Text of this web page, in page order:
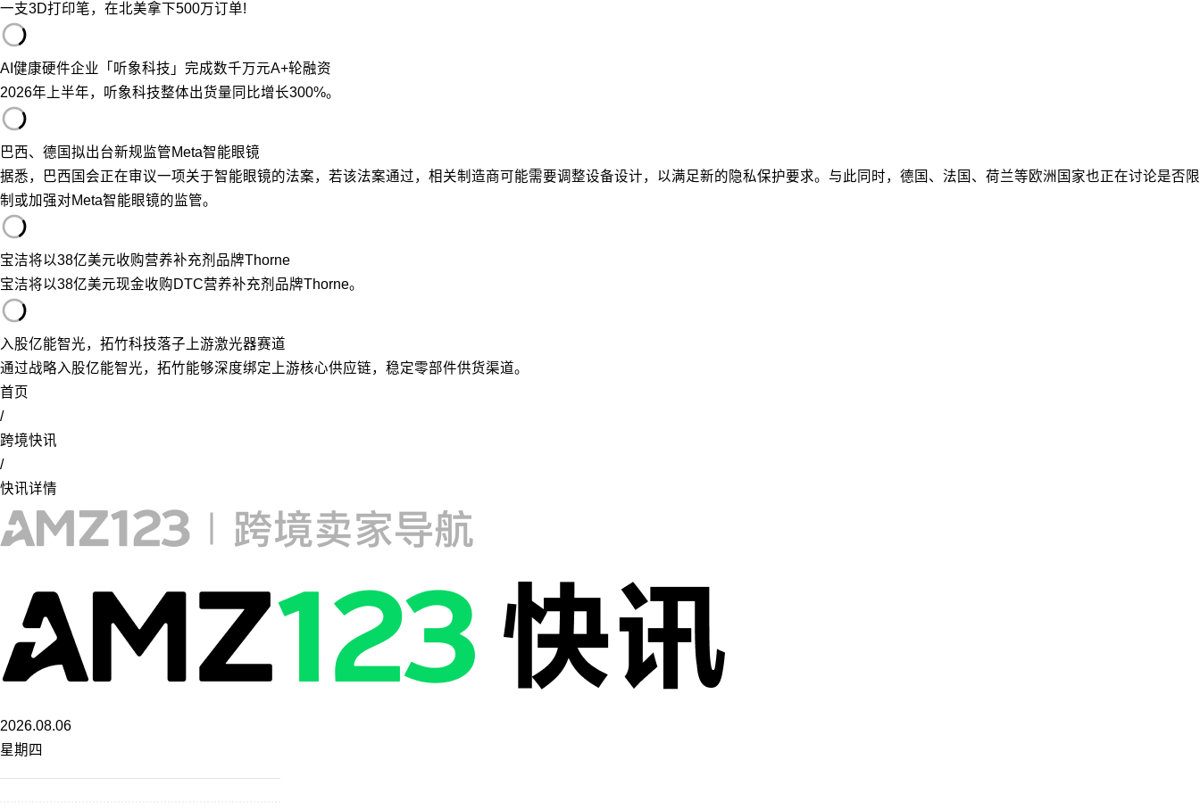
一支3D打印笔，在北美拿下500万订单!
AI健康硬件企业「听象科技」完成数千万元A+轮融资
2026年上半年，听象科技整体出货量同比增长300%。
巴西、德国拟出台新规监管Meta智能眼镜
据悉，巴西国会正在审议一项关于智能眼镜的法案，若该法案通过，相关制造商可能需要调整设备设计，以满足新的隐私保护要求。与此同时，德国、法国、荷兰等欧洲国家也正在讨论是否限
制或加强对Meta智能眼镜的监管。
宝洁将以38亿美元收购营养补充剂品牌Thorne
宝洁将以38亿美元现金收购DTC营养补充剂品牌Thorne。
入股亿能智光，拓竹科技落子上游激光器赛道
通过战略入股亿能智光，拓竹能够深度绑定上游核心供应链，稳定零部件供货渠道。
首页
/
跨境快讯
/
快讯详情
2026.08.06
星期四